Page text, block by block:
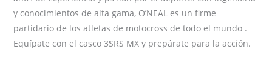
y conocimientos de alta gama, O’NEAL es un firme
partidario de los atletas de motocross de todo el mundo .
Equípate con el casco 3SRS MX y prepárate para la acción.